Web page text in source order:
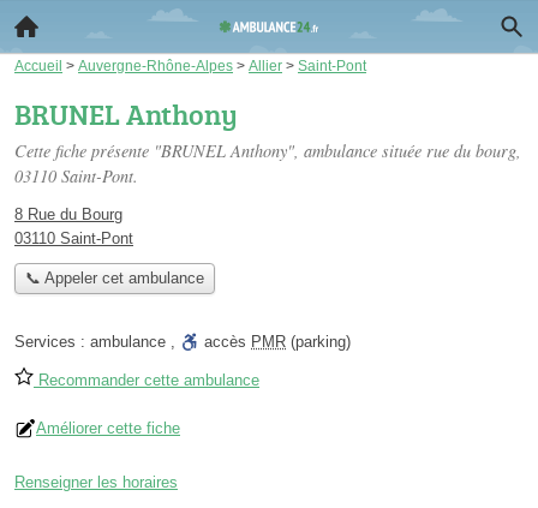
Accueil > Auvergne-Rhône-Alpes > Allier > Saint-Pont
BRUNEL Anthony
Cette fiche présente "BRUNEL Anthony", ambulance située rue du bourg,
03110 Saint-Pont.
8 Rue du Bourg
03110 Saint-Pont
📞 Appeler cet ambulance
Services : ambulance , accès PMR (parking)
Recommander cette ambulance
Améliorer cette fiche
Renseigner les horaires